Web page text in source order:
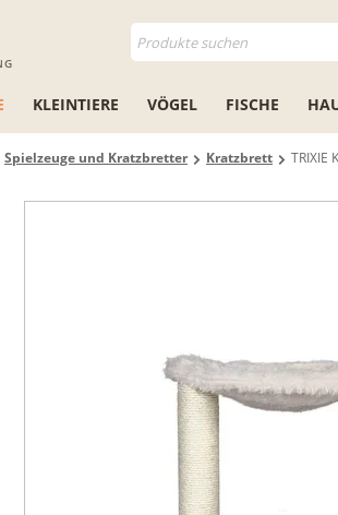
KLEINTIERE VÖGEL FISCHE
Spielzeuge und Kratzbretter Kratzbrett TRIXIE